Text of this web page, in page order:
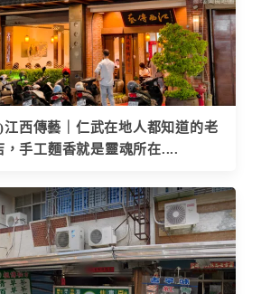
江西傳藝｜仁武在地人都知道的老
，手工麵香就是靈魂所在....